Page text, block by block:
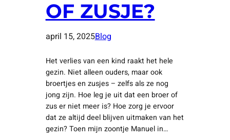
OF ZUSJE?
april 15, 2025Blog
Het verlies van een kind raakt het hele
gezin. Niet alleen ouders, maar ook
broertjes en zusjes – zelfs als ze nog
jong zijn. Hoe leg je uit dat een broer of
zus er niet meer is? Hoe zorg je ervoor
dat ze altijd deel blijven uitmaken van het
gezin? Toen mijn zoontje Manuel in…